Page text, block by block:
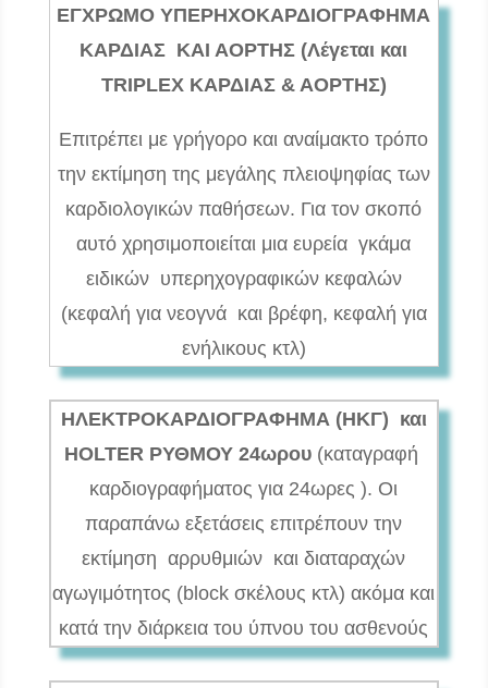
ΕΓΧΡΩΜΟ ΥΠΕΡΗΧΟΚΑΡΔΙΟΓΡΑΦΗΜΑ
ΚΑΡΔΙΑΣ ΚΑΙ ΑΟΡΤΗΣ (Λέγεται και
TRIPLEX ΚΑΡΔΙΑΣ & ΑΟΡΤΗΣ)
Επιτρέπει με γρήγορο και αναίμακτο τρόπο
την εκτίμηση της μεγάλης πλειοψηφίας των
καρδιολογικών παθήσεων. Για τον σκοπό
αυτό χρησιμοποιείται μια ευρεία γκάμα
ειδικών υπερηχογραφικών κεφαλών
(κεφαλή για νεογνά και βρέφη, κεφαλή για
ενήλικους κτλ)
ΗΛΕΚΤΡΟΚΑΡΔΙΟΓΡΑΦΗΜΑ (ΗΚΓ) και
HOLTER ΡΥΘΜΟΥ 24ωρου(καταγραφή
καρδιογραφήματος για 24ωρες ). Οι
παραπάνω εξετάσεις επιτρέπουν την
εκτίμηση αρρυθμιών και διαταραχών
αγωγιμότητος (block σκέλους κτλ) ακόμα και
κατά την διάρκεια του ύπνου του ασθενούς